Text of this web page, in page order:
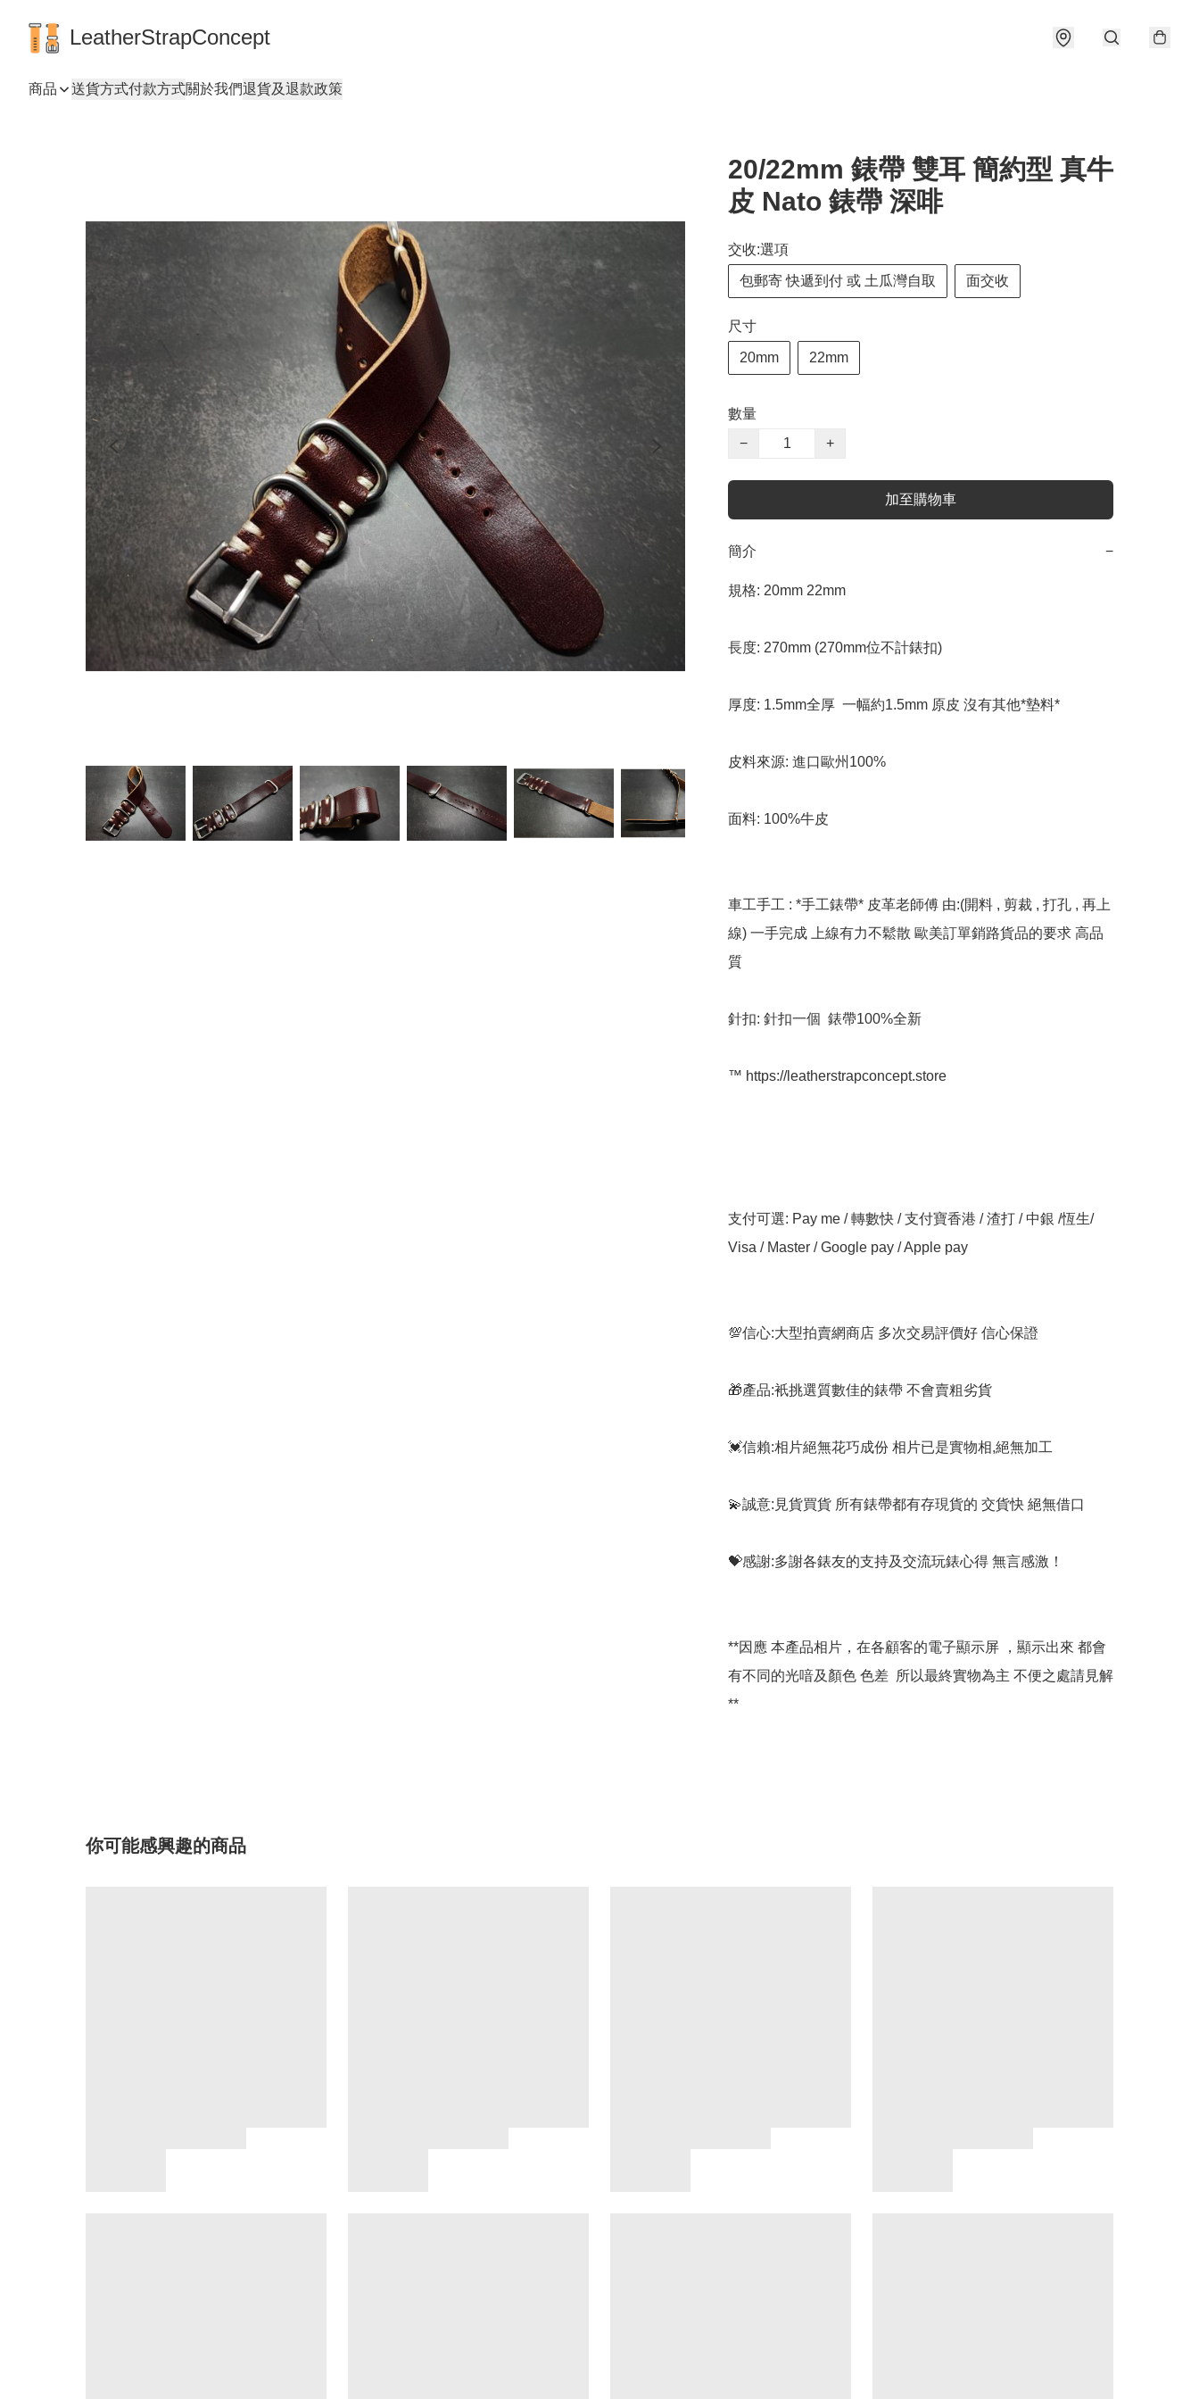
LeatherStrapConcept
商品 送貨方式付款方式關於我們退貨及退款政策
20/22mm 錶帶 雙耳 簡約型 真牛
皮 Nato 錶帶 深啡
交收:選項
包郵寄 快遞到付 或 土瓜灣自取 面交收
尺寸
20mm 22mm
數量
−
+
加至購物車
簡介 −
規格: 20mm 22mm
長度: 270mm (270mm位不計錶扣)
厚度: 1.5mm全厚  一幅約1.5mm 原皮 沒有其他*墊料*
皮料來源: 進口歐州100%
面料: 100%牛皮
車工手工 : *手工錶帶* 皮革老師傅 由:(開料 , 剪裁 , 打孔 , 再上
線) 一手完成 上線有力不鬆散 歐美訂單銷路貨品的要求 高品
質
針扣: 針扣一個  錶帶100%全新
™️ https://leatherstrapconcept.store
支付可選: Pay me / 轉數快 / 支付寶香港 / 渣打 / 中銀 /恆生/
Visa / Master / Google pay / Apple pay
💯信心:大型拍賣網商店 多次交易評價好 信心保證
🎁產品:衹挑選質數佳的錶帶 不會賣粗劣貨
💓信賴:相片絕無花巧成份 相片已是實物相,絕無加工
💫誠意:見貨買貨 所有錶帶都有存現貨的 交貨快 絕無借口
💝感謝:多謝各錶友的支持及交流玩錶心得 無言感激！
**因應 本產品相片，在各顧客的電子顯示屏 ，顯示出來 都會
有不同的光喑及顏色 色差  所以最終實物為主 不便之處請見解
**
你可能感興趣的商品